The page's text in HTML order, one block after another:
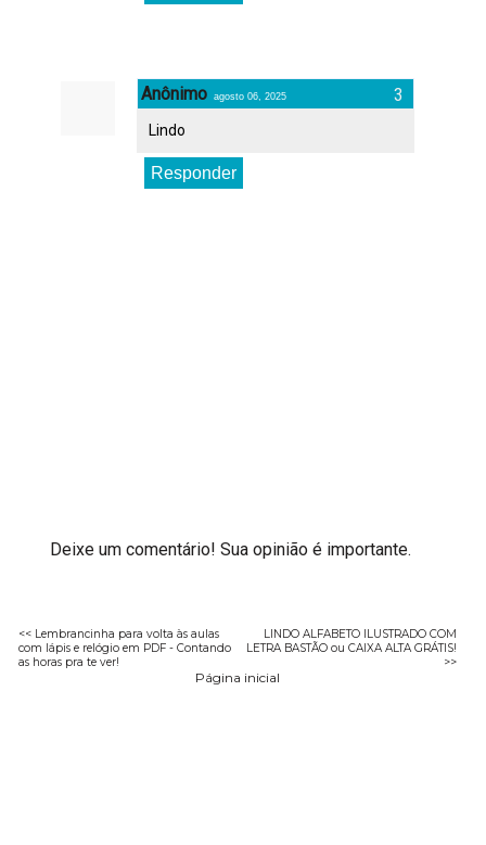
Anônimo agosto 06, 2025
Lindo
Responder
Deixe um comentário! Sua opinião é importante.
<< Lembrancinha para volta às aulas
com lápis e relógio em PDF - Contando
as horas pra te ver!
LINDO ALFABETO ILUSTRADO COM
LETRA BASTÃO ou CAIXA ALTA GRÁTIS!
>>
Página inicial